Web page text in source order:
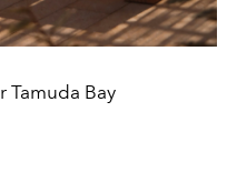
Tamuda Bay